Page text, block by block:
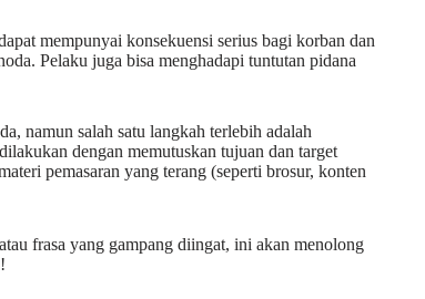
mempunyai konsekuensi serius bagi korban dan
Pelaku juga bisa menghadapi tuntutan pidana
namun salah satu langkah terlebih adalah
dengan memutuskan tujuan dan target
pemasaran yang terang (seperti brosur, konten
frasa yang gampang diingat, ini akan menolong